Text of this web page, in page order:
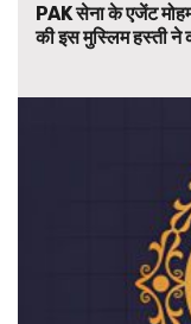
PAK सेना के एजेंट
की इस मुस्लिम हस्ती ने